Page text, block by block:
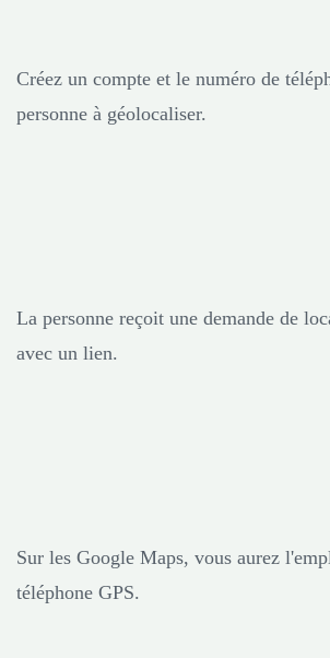
Créez un compte et le numéro de
personne à géolocaliser.
La personne reçoit une demande de
avec un lien.
Sur les Google Maps, vous aurez
téléphone GPS.